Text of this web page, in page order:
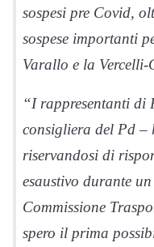
sospesi pre Covid,
sospese importanti
Varallo e la Vercelli-
“I rappresentanti di
consigliera del Pd –
riservandosi di
esaustivo durante
Commissione
spero il prima